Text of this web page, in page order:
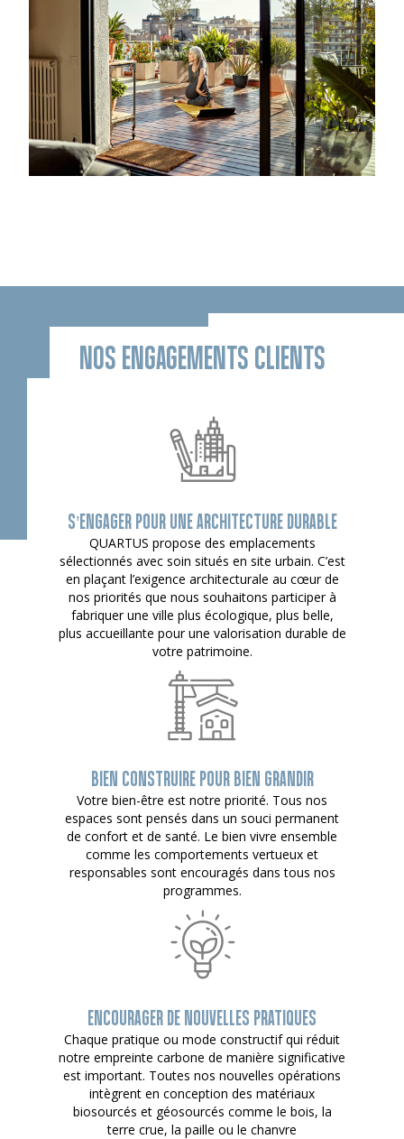
NOS ENGAGEMENTS CLIENTS
S’ENGAGER POUR UNE ARCHITECTURE DURABLE
QUARTUS propose des emplacements
sélectionnés avec soin situés en site urbain. C’est
en plaçant l’exigence architecturale au cœur de
nos priorités que nous souhaitons participer à
fabriquer une ville plus écologique, plus belle,
plus accueillante pour une valorisation durable de
votre patrimoine.
BIEN CONSTRUIRE POUR BIEN GRANDIR
Votre bien-être est notre priorité. Tous nos
espaces sont pensés dans un souci permanent
de confort et de santé. Le bien vivre ensemble
comme les comportements vertueux et
responsables sont encouragés dans tous nos
programmes.
ENCOURAGER DE NOUVELLES PRATIQUES
Chaque pratique ou mode constructif qui réduit
notre empreinte carbone de manière significative
est important. Toutes nos nouvelles opérations
intègrent en conception des matériaux
biosourcés et géosourcés comme le bois, la
terre crue, la paille ou le chanvre